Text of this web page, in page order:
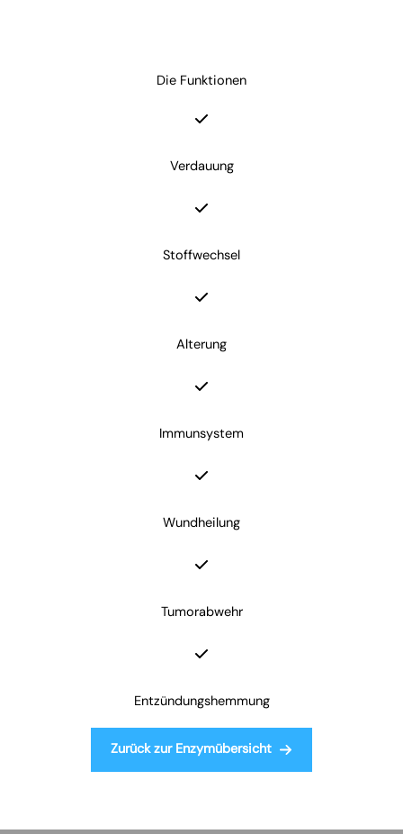
Die Funktionen
Verdauung
Stoffwechsel
Alterung
Immunsystem
Wundheilung
Tumorabwehr
Entzündungshemmung
Zurück zur Enzymübersicht